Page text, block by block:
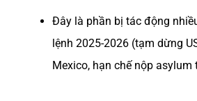
Đây là phần bị tác động
lệnh 2025-2026 (tạm dừng
Mexico, hạn chế nộp